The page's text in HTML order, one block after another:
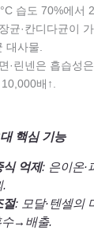
습도 70%에서
균·칸디다균이
대사물.
·린넨은 흡습성
배↑.
핵심 기능
식 억제: 은이온·
.
절: 모달·텐셀의
수→배출.